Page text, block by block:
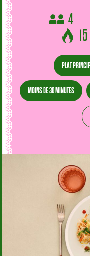
4
PLAT
MOINS DE 30 MINUTES